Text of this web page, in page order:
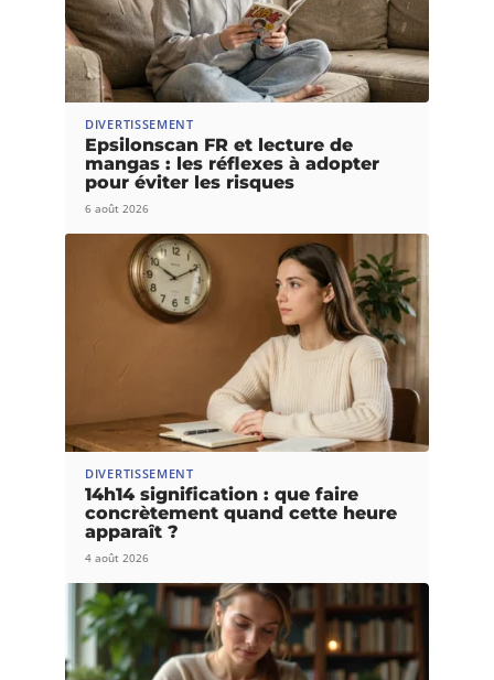
DIVERTISSEMENT
Epsilonscan FR et lecture de
mangas : les réflexes à adopter
pour éviter les risques
6 août 2026
DIVERTISSEMENT
14h14 signification : que faire
concrètement quand cette heure
apparaît ?
4 août 2026